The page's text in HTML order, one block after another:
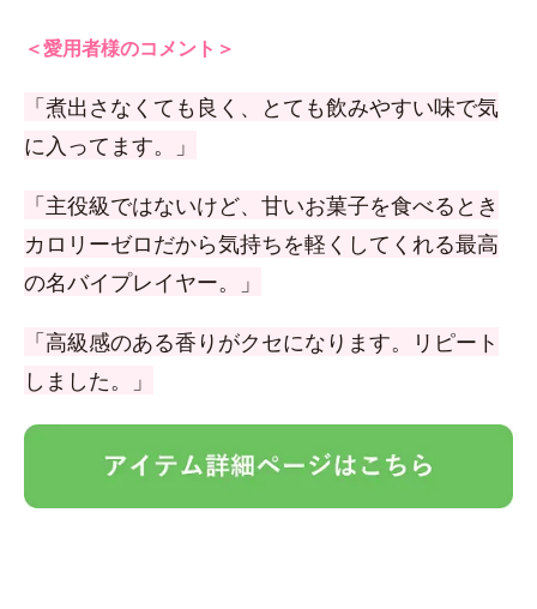
＜愛用者様のコメント＞
「煮出さなくても良く、とても飲みやすい味で気
に入ってます。」
「主役級ではないけど、甘いお菓子を食べるとき
カロリーゼロだから気持ちを軽くしてくれる最高
の名バイプレイヤー。」
「高級感のある香りがクセになります。リピート
しました。」